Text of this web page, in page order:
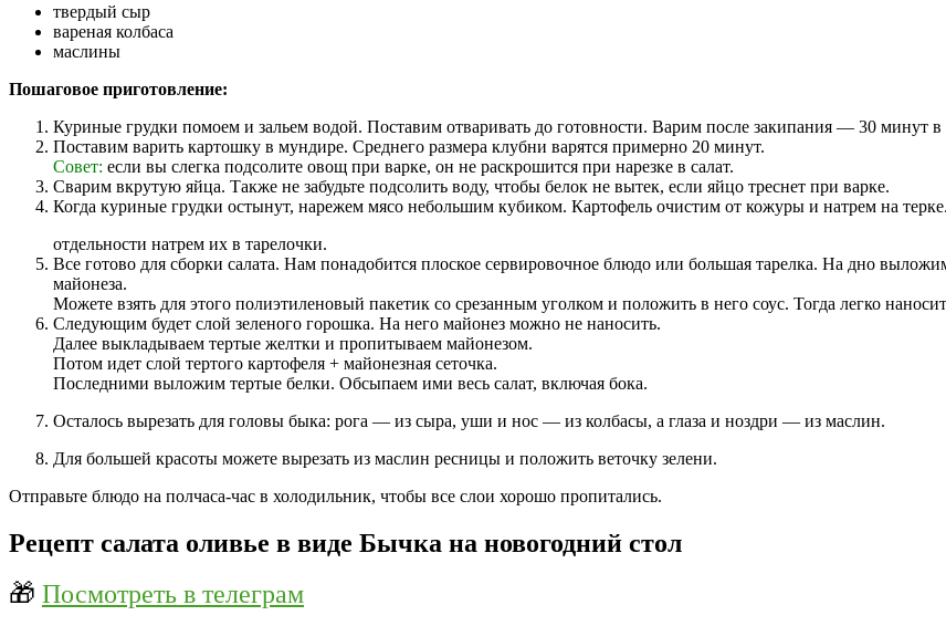
твердый сыр
вареная колбаса
маслины
Пошаговое приготовление:
Куриные грудки помоем и зальем водой. Поставим отваривать до готовности. Варим после закипания — 30 минут в
Поставим варить картошку в мундире. Среднего размера клубни варятся примерно 20 минут.
Совет: если вы слегка подсолите овощ при варке, он не раскрошится при нарезке в салат.
Сварим вкрутую яйца. Также не забудьте подсолить воду, чтобы белок не вытек, если яйцо треснет при варке.
Когда куриные грудки остынут, нарежем мясо небольшим кубиком. Картофель очистим от кожуры и натрем на
отдельности натрем их в тарелочки.
Все готово для сборки салата. Нам понадобится плоское сервировочное блюдо или большая тарелка. На дно
майонеза.
Можете взять для этого полиэтиленовый пакетик со срезанным уголком и положить в него соус. Тогда легко
Следующим будет слой зеленого горошка. На него майонез можно не наносить.
Далее выкладываем тертые желтки и пропитываем майонезом.
Потом идет слой тертого картофеля + майонезная сеточка.
Последними выложим тертые белки. Обсыпаем ими весь салат, включая бока.
Осталось вырезать для головы быка: рога — из сыра, уши и нос — из колбасы, а глаза и ноздри — из маслин.
Для большей красоты можете вырезать из маслин ресницы и положить веточку зелени.
Отправьте блюдо на полчаса-час в холодильник, чтобы все слои хорошо пропитались.
Рецепт салата оливье в виде Бычка на новогодний стол
🎁 Посмотреть в телеграм